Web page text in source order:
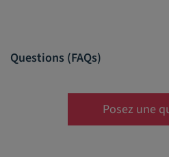
Questions (FAQs)
Posez une